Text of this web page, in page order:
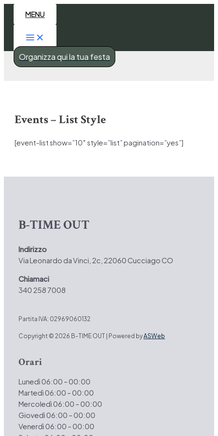
Vai
contenuto
MENU
Menu
Organizza qui la tua festa
Events – List Style
[event-list show=”10″ style=”list” pagination=”yes”]
B-TIME OUT
Indirizzo
Via Leonardo da Vinci, 2c, 22060 Cucciago CO
Chiamaci
340 258 7008
Partita IVA: 02969060132
Copyright © 2026 B-TIME OUT | Powered byASWeb
Orari
Lunedì 06:00 – 00:00
Martedì 06:00 – 00:00
Mercoledì 06:00 – 00:00
Giovedì 06:00 – 00:00
Venerdì 06:00 – 00:00